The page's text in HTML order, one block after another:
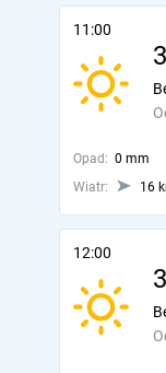
11:00
Opad: 0 mm
Wiatr:
16
12:00